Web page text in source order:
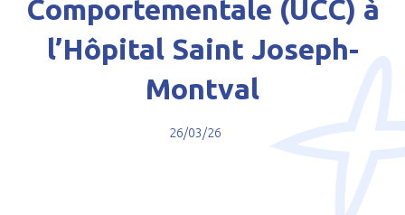
Comportementale (UCC) à
l’Hôpital Saint Joseph-
Montval
26/03/26